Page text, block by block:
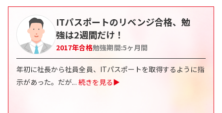
ITパスポートのリベンジ合格、勉
強は2週間だけ！
2017年合格勉強期間:5ヶ月間
年初に社長から社員全員、ITパスポートを取得するように指
示があった。だが... 続きを見る▶